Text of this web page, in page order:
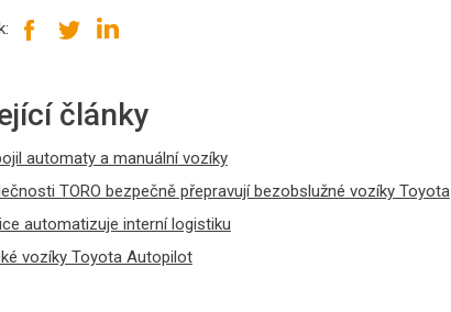
články
automaty a manuální vozíky
TORO bezpečně přepravují bezobslužné vozíky Toyota
automatizuje interní logistiku
vozíky Toyota Autopilot